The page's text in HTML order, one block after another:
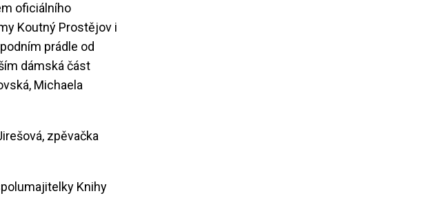
oficiálního
Koutný Prostějov i
prádle od
dámská část
Michaela
zpěvačka
Knihy